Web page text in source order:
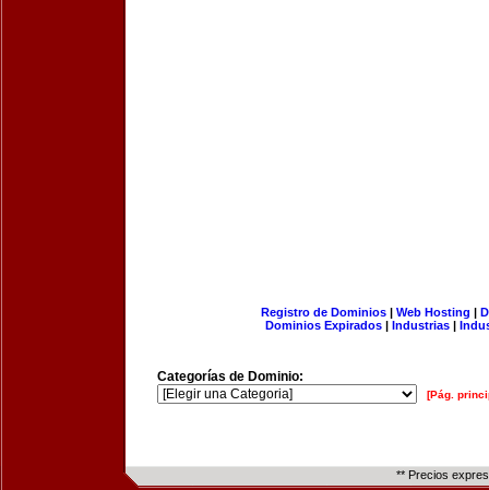
Registro de Dominios| Web Hosting |
Dominios Expirados | Industrias |
Categorías de Dominio:
[Pág.
** Precios